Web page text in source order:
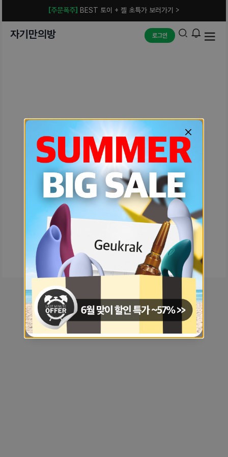
[주문폭주] BEST 토이 + 젤 초특가 보러가기 >
자기만의방 로그인
예상치 못한 에러입니다.